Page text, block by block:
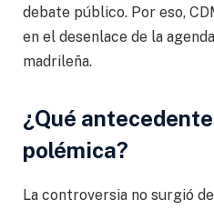
debate público. Por eso,
en el desenlace de la
madrileña.
¿Qué
polémica?
La controversia no surgió